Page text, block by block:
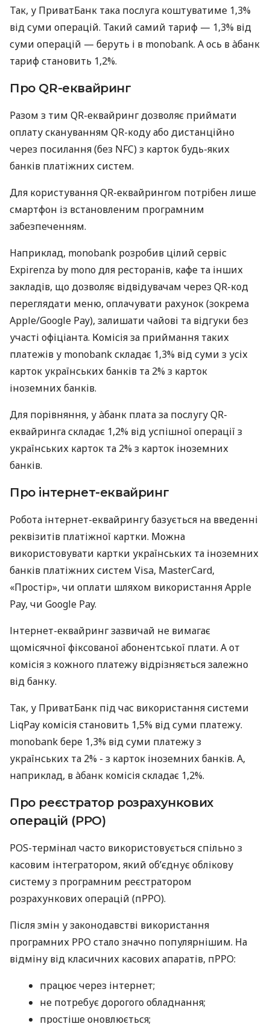
Так, у ПриватБанк така послуга коштуватиме 1,3%
від суми операцій. Такий самий тариф — 1,3% від
суми операцій — беруть і в monobank. А ось в àбанк
тариф становить 1,2%.
Про QR-еквайринг
Разом з тим QR-еквайринг дозволяє приймати
оплату скануванням QR-коду або дистанційно
через посилання (без NFC) з карток будь-яких
банків платіжних систем.
Для користування QR-еквайрингом потрібен лише
смартфон із встановленим програмним
забезпеченням.
Наприклад, monobank розробив цілий сервіс
Expirenza by mono для ресторанів, кафе та інших
закладів, що дозволяє відвідувачам через QR-код
переглядати меню, оплачувати рахунок (зокрема
Apple/Google Pay), залишати чайові та відгуки без
участі офіціанта. Комісія за приймання таких
платежів у monobank складає 1,3% від суми з усіх
карток українських банків та 2% з карток
іноземних банків.
Для порівняння, у àбанк плата за послугу QR-
еквайринга складає 1,2% від успішної операції з
українських карток та 2% з карток іноземних
банків.
Про інтернет-еквайринг
Робота інтернет-еквайрингу базується на введенні
реквізитів платіжної картки. Можна
використовувати картки українських та іноземних
банків платіжних систем Visa, MasterCard,
«Простір», чи оплати шляхом використання Apple
Pay, чи Google Pay.
Інтернет-еквайринг зазвичай не вимагає
щомісячної фіксованої абонентської плати. А от
комісія з кожного платежу відрізняється залежно
від банку.
Так, у ПриватБанк під час використання системи
LiqPay комісія становить 1,5% від суми платежу.
monobank бере 1,3% від суми платежу з
українських та 2% - з карток іноземних банків. А,
наприклад, в àбанк комісія складає 1,2%.
Про реєстратор розрахункових
операцій (РРО)
POS-термінал часто використовується спільно з
касовим інтегратором, який об’єднує облікову
систему з програмним реєстратором
розрахункових операцій (пРРО).
Після змін у законодавстві використання
програмних РРО стало значно популярнішим. На
відміну від класичних касових апаратів, пРРО:
працює через інтернет;
не потребує дорогого обладнання;
простіше оновлюється;